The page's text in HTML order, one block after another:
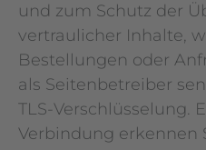
und zum Schutz der
vertraulicher Inhalte,
Bestellungen oder
als Seitenbetreiber
TLS-Verschlüsselung.
Verbindung erkennen